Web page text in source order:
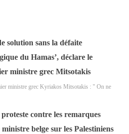
solution sans la défaite
du Hamas’, déclare le
ministre grec Mitsotakis
ministre grec Kyriakos Mitsotakis : " On ne
contre les remarques
ministre belge sur les Palestiniens